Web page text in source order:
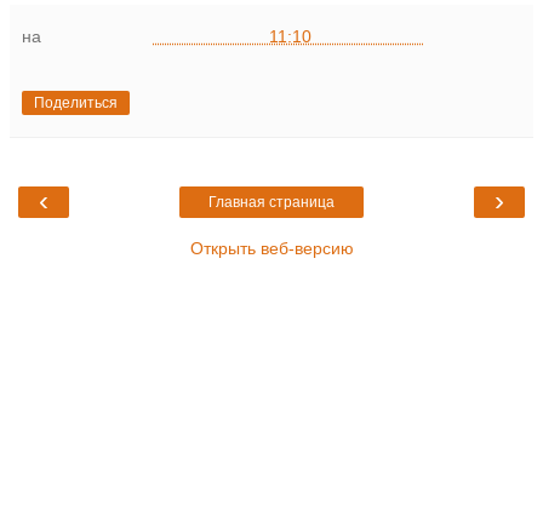
на 11:10
Поделиться
‹ ›
Главная страница
Открыть веб-версию